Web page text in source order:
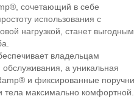
сочетающий в себе
использования с
нагрузкой, станет выгодным
владельцам
а уникальная
и фиксированные поручни
тела максимально комфортной.